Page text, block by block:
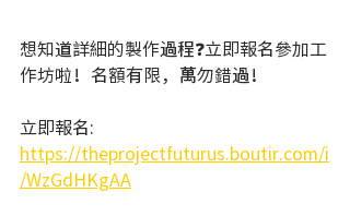
想知道詳細的製作過程❓立即報名參加工
作坊啦！名額有限，萬勿錯過！
立即報名:
https://theprojectfuturus.boutir.com/i
/WzGdHKgAA